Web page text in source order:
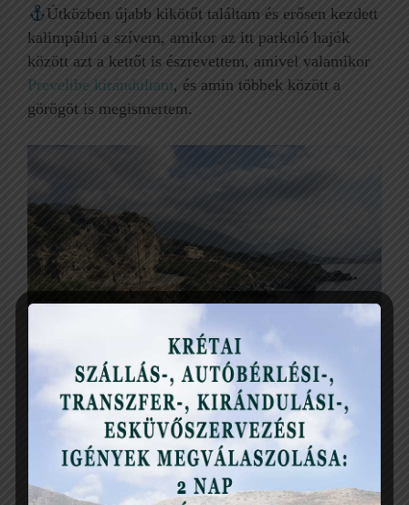
Útközben újabb kikötőt találtam és erősen kezdett
kalimpálni a szívem, amikor az itt parkoló hajók
között azt a kettőt is észrevettem, amivel valamikor
Prevelibe kirándultam, és amin többek között a
görögöt is megismertem.
Nem haladtam. Nem, mivel egyre szebb lett a táj és
egyre több mindenről kellett fotót készítenem.
Feltűnt, hogy az erre járó autók között olyanok is